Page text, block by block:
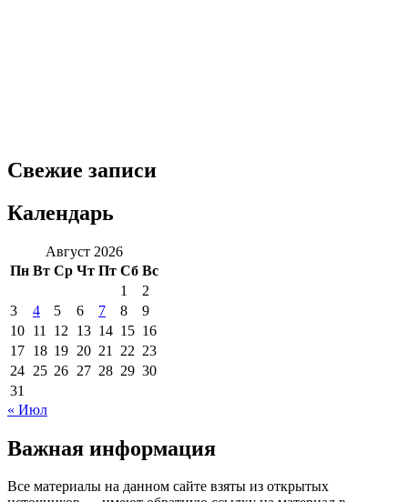
Свежие записи
Календарь
Август 2026
Пн Вт Ср Чт Пт Сб Вс
1
2
3
4 5 6 7 8
9
10 11 12 13 14 15 16
17 18 19 20 21 22 23
24 25 26 27 28 29 30
31
« Июл
Важная информация
Все материалы на данном сайте взяты из открытых